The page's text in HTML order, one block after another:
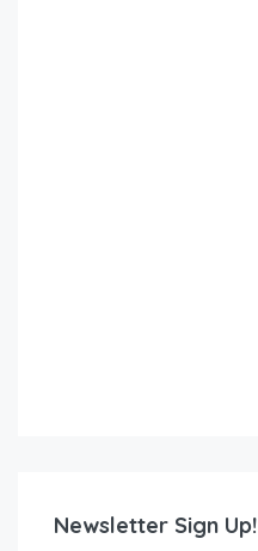
Newsletter Sign Up!